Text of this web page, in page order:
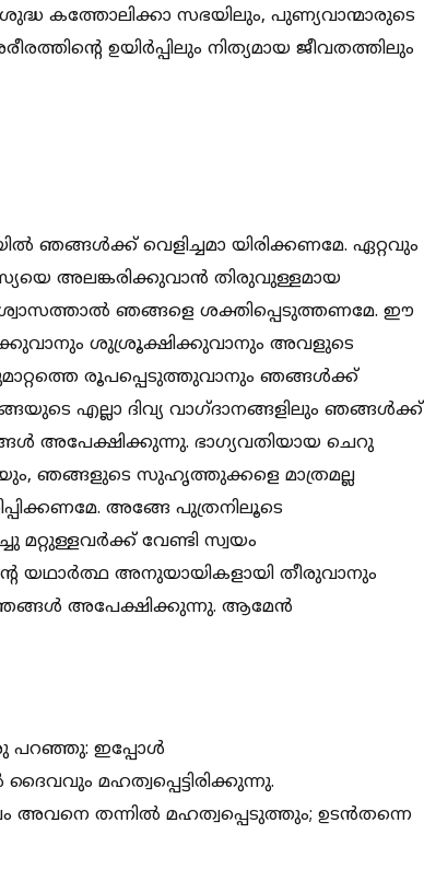
കത്തോലിക്കാ സഭയിലും, പുണ്യവാന്മാരുടെ
ഉയിര്‍പ്പിലും നിത്യമായ ജീവതത്തിലും
ഞങ്ങൾക്ക് വെളിച്ചമാ യിരിക്കണമേ. ഏറ്റവും
അലങ്കരിക്കുവാൻ തിരുവുള്ളമായ
ഞങ്ങളെ ശക്തിപ്പെടുത്തണമേ. ഈ
ശുശ്രൂക്ഷിക്കുവാനും അവളുടെ
രൂപപ്പെടുത്തുവാനും ഞങ്ങൾക്ക്
എല്ലാ ദിവ്യ വാഗ്ദാനങ്ങളിലും ഞങ്ങൾക്ക്
അപേക്ഷിക്കുന്നു. ഭാഗ്യവതിയായ ചെറു
ഞങ്ങളുടെ സുഹൃത്തുക്കളെ മാത്രമല്ല
അങ്ങേ പുത്രനിലൂടെ
മറ്റുള്ളവർക്ക് വേണ്ടി സ്വയം
യഥാർത്ഥ അനുയായികളായി തീരുവാനും
അപേക്ഷിക്കുന്നു. ആമേൻ
പറഞ്ഞു: ഇപ്പോള്‍
മഹത്വപ്പെട്ടിരിക്കുന്നു.
അവനെ തന്നില്‍ മഹത്വപ്പെടുത്തും; ഉടന്‍തന്നെ